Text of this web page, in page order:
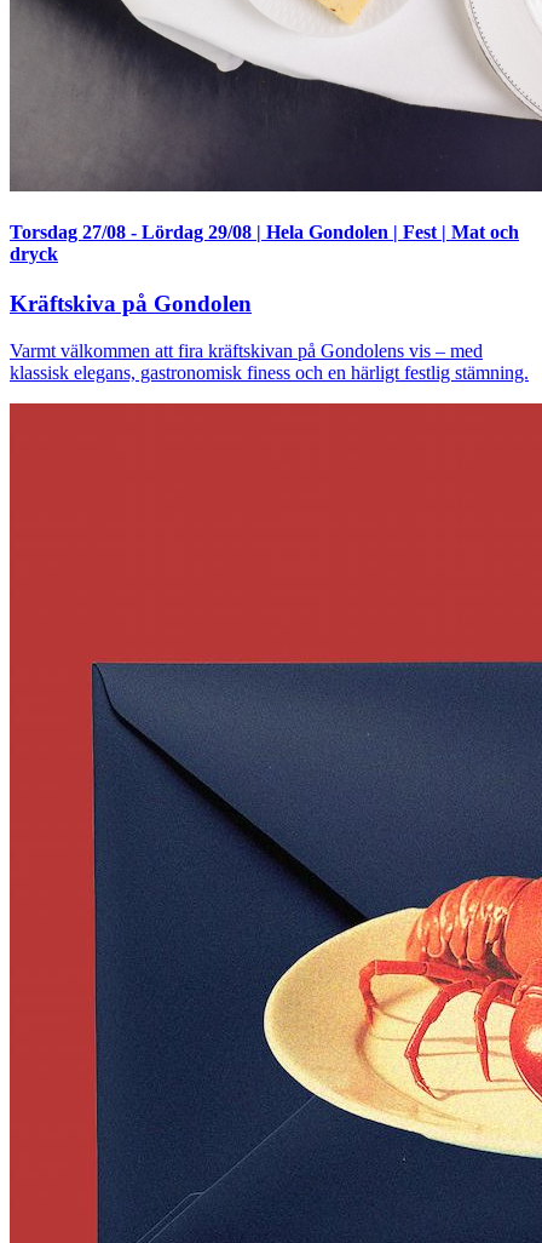
Torsdag 27/08 - Lördag 29/08 | Hela Gondolen | Fest | Mat och
dryck
Kräftskiva på Gondolen
Varmt välkommen att fira kräftskivan på Gondolens vis – med
klassisk elegans, gastronomisk finess och en härligt festlig stämning.